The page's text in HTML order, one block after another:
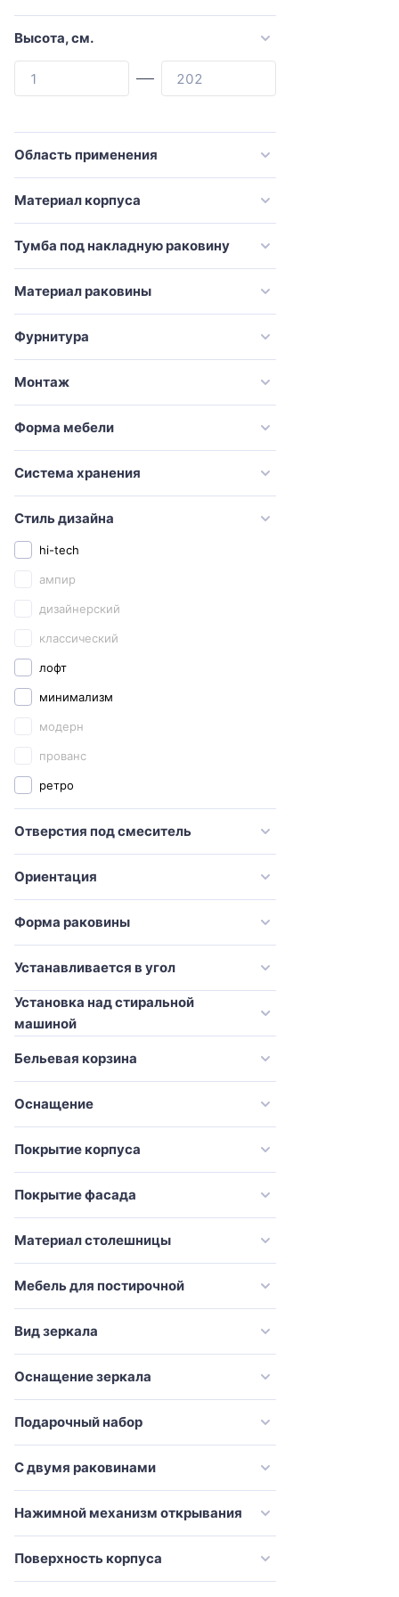
Comforty
Corozo
Damixa
Dreja
Duravit
Emco
Esbano
Evoform
Excellent
GAPPO
Geberit
Iddis
Orans
Pelipal
River
Sancos
Sanvit
Simas
Stella Polar
STWORKI
Style Line
Velvex
VitrA
Эстет
Высота, см.
Область применения
Материал корпуса
Тумба под накладную раковину
Материал раковины
Фурнитура
Монтаж
Форма мебели
Система хранения
Стиль дизайна
hi-tech
ампир
дизайнерский
классический
лофт
минимализм
модерн
прованс
ретро
традиционный
Отверстия под смеситель
Ориентация
Форма раковины
Устанавливается в угол
Установка над стиральной
машиной
Бельевая корзина
Оснащение
Покрытие корпуса
Покрытие фасада
Материал столешницы
Мебель для постирочной
Вид зеркала
Оснащение зеркала
Подарочный набор
С двумя раковинами
Нажимной механизм открывания
Поверхность корпуса